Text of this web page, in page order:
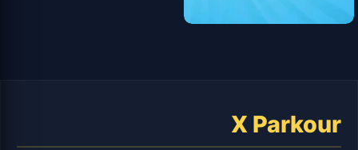
X Parkour